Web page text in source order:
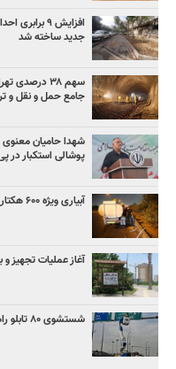
جدید ساخته شد
سهم ۳۸
جامع حمل و نقل و
شهدا حامیان
پوشالی استکبار در
آبیاری ویژه ۶۰۰ هکتار از بوستان جنگلی سرخه‌حصار
آغاز عملیات
شستشوی ۸۰ تابلو راهنمای مسیر با استفاده از بالابر